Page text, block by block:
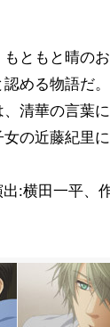
ともと晴の
める物語だ
清華の言葉
の近藤紀里
:横田一平、